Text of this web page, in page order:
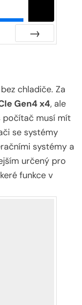
chladiče. Za
Gen4 x4, ale
počítač musí mít
se systémy
systémy a
určený pro
funkce v